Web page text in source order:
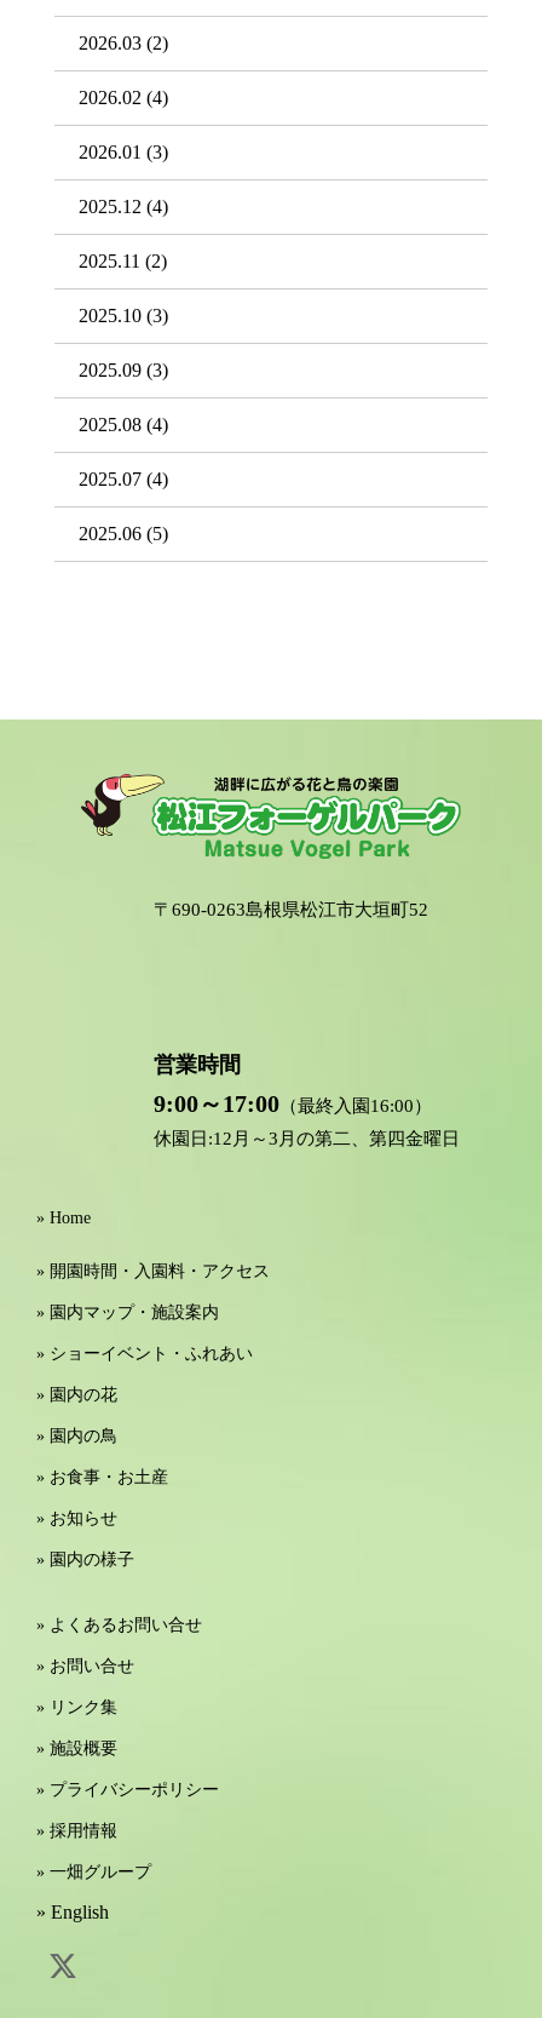
2026.03 (2)
2026.02 (4)
2026.01 (3)
2025.12 (4)
2025.11 (2)
2025.10 (3)
2025.09 (3)
2025.08 (4)
2025.07 (4)
2025.06 (5)
〒690-0263島根県松江市大垣町52
営業時間
9:00～17:00 （最終入園16:00）
休園日:12月～3月の第二、第四金曜日
» Home
» 開園時間・入園料・アクセス
» 園内マップ・施設案内
» ショーイベント・ふれあい
» 園内の花
» 園内の鳥
» お食事・お土産
» お知らせ
» 園内の様子
» よくあるお問い合せ
» お問い合せ
» リンク集
» 施設概要
» プライバシーポリシー
» 採用情報
» 一畑グループ
» English